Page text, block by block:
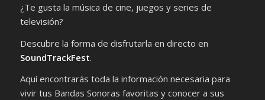
¿Te gusta la música de cine, juegos y series de
televisión?
Descubre la forma de disfrutarla en directo en
SoundTrackFest.
Aquí encontrarás toda la información necesaria para
vivir tus Bandas Sonoras favoritas y conocer a sus